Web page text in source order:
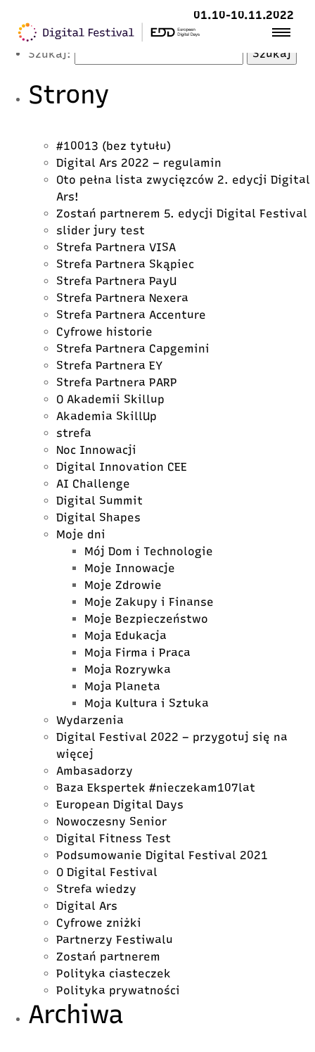
01.10-10.11.2022
Latest Posts
Szukaj:
Strony
#10013 (bez tytułu)
Digital Ars 2022 – regulamin
Oto pełna lista zwycięzców 2. edycji Digital
Ars!
Zostań partnerem 5. edycji Digital Festival
slider jury test
Strefa Partnera VISA
Strefa Partnera Skąpiec
Strefa Partnera PayU
Strefa Partnera Nexera
Strefa Partnera Accenture
Cyfrowe historie
Strefa Partnera Capgemini
Strefa Partnera EY
Strefa Partnera PARP
O Akademii Skillup
Akademia SkillUp
strefa
Noc Innowacji
Digital Innovation CEE
AI Challenge
Digital Summit
Digital Shapes
Moje dni
Mój Dom i Technologie
Moje Innowacje
Moje Zdrowie
Moje Zakupy i Finanse
Moje Bezpieczeństwo
Moja Edukacja
Moja Firma i Praca
Moja Rozrywka
Moja Planeta
Moja Kultura i Sztuka
Wydarzenia
Digital Festival 2022 – przygotuj się na
więcej
Ambasadorzy
Baza Ekspertek #nieczekam107lat
European Digital Days
Nowoczesny Senior
Digital Fitness Test
Podsumowanie Digital Festival 2021
O Digital Festival
Strefa wiedzy
Digital Ars
Cyfrowe zniżki
Partnerzy Festiwalu
Zostań partnerem
Polityka ciasteczek
Polityka prywatności
Archiwa